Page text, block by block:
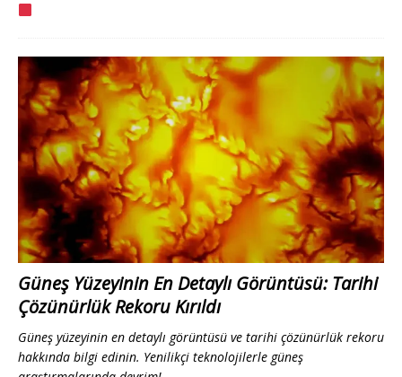
Güneş Yüzeyinin En Detaylı Görüntüsü: Tarihi
Çözünürlük Rekoru Kırıldı
Güneş yüzeyinin en detaylı görüntüsü ve tarihi çözünürlük rekoru
hakkında bilgi edinin. Yenilikçi teknolojilerle güneş